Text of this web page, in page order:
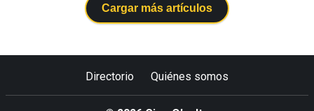
Cargar más artículos
Directorio Quiénes somos